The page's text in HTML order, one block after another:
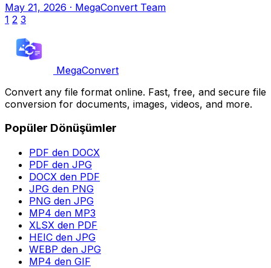
May 21, 2026 · MegaConvert Team
1 2 3
MegaConvert
Convert any file format online. Fast, free, and secure file
conversion for documents, images, videos, and more.
Popüler Dönüşümler
PDF den DOCX
PDF den JPG
DOCX den PDF
JPG den PNG
PNG den JPG
MP4 den MP3
XLSX den PDF
HEIC den JPG
WEBP den JPG
MP4 den GIF